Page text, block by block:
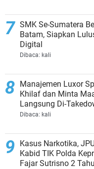
SMK Se-Sumatera
Batam, Siapkan
Digital
Dibaca: kali
Manajemen Luxor
Khilaf dan Minta
Langsung Di-
Dibaca: kali
Kasus Narkotika,
Kabid TIK Polda
Fajar Sutrisno 2